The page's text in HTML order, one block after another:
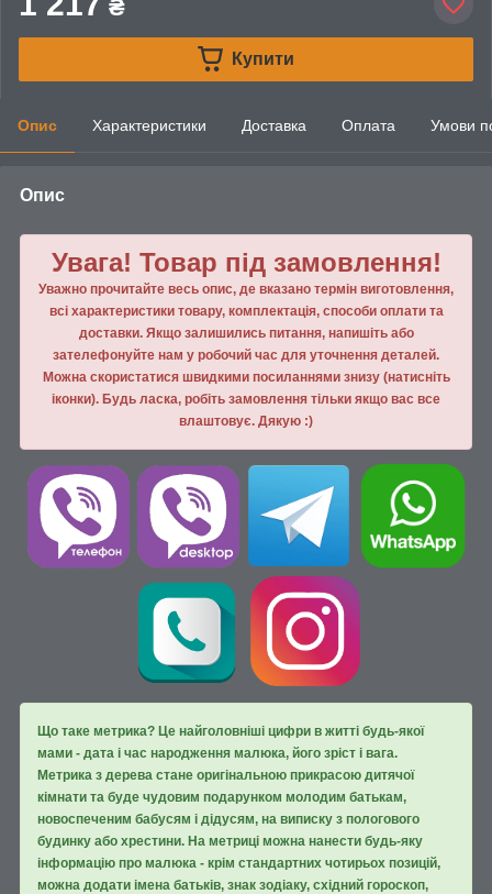
₴
Купити
Опис Характеристики Доставка Оплата Умови
Опис
Увага! Товар під замовлення!
Уважно прочитайте весь опис, де вказано термін виготовлення,
всі характеристики товару, комплектація, способи оплати та
доставки. Якщо залишились питання, напишiть або
зателефонуйте нам у робочий час для уточнення деталей.
Можна скористатися швидкими посиланнями знизу (натисніть
іконки). Будь ласка, робiть замовлення тiльки якщо вас все
влаштовує. Дякую :)
Що таке метрика? Це найголовніші цифри в житті будь-якої
мами - дата і час народження малюка, його зріст і вага.
Метрика з дерева стане оригінальною прикрасою дитячої
кімнати та буде чудовим подарунком молодим батькам,
новоспеченим бабусям і дідусям, на виписку з пологового
будинку або хрестини. На метриці можна нанести будь-яку
інформацію про малюка - крім стандартних чотирьох позицій,
можна додати імена батьків, знак зодіаку, східний гороскоп,